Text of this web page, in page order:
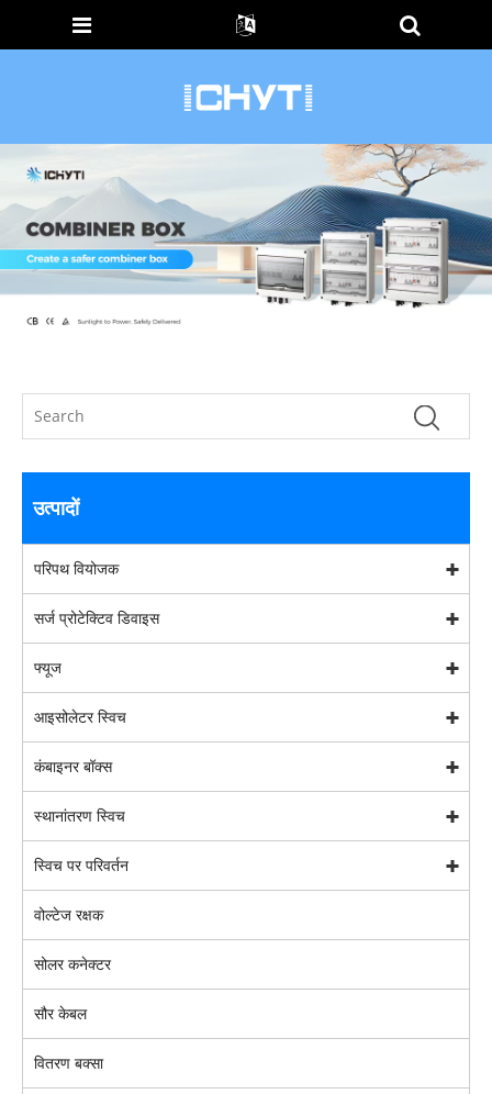
उत्पादों
परिपथ वियोजक
सर्ज प्रोटेक्टिव डिवाइस
फ्यूज
आइसोलेटर स्विच
कंबाइनर बॉक्स
स्थानांतरण स्विच
स्विच पर परिवर्तन
वोल्टेज रक्षक
सोलर कनेक्टर
सौर केबल
वितरण बक्सा